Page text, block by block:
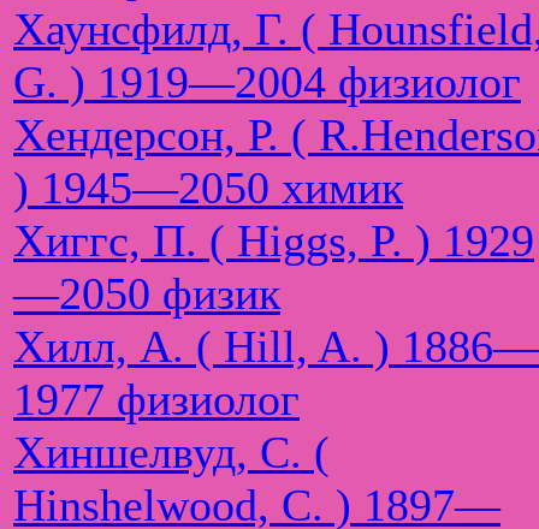
Хаунсфилд, Г. (
G. ) 1919—2004 физиолог
Хендерсон, Р. (
) 1945—2050 химик
Хиггс, П. ( Higgs, P. ) 1929
—2050 физик
Хилл, А. ( Hill, A. ) 1886—
1977 физиолог
Хиншелвуд, С. (
Hinshelwood, C. ) 1897—